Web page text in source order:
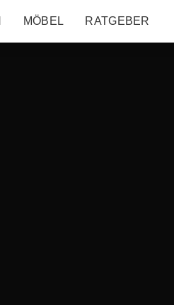
MÖBEL RATGEBER